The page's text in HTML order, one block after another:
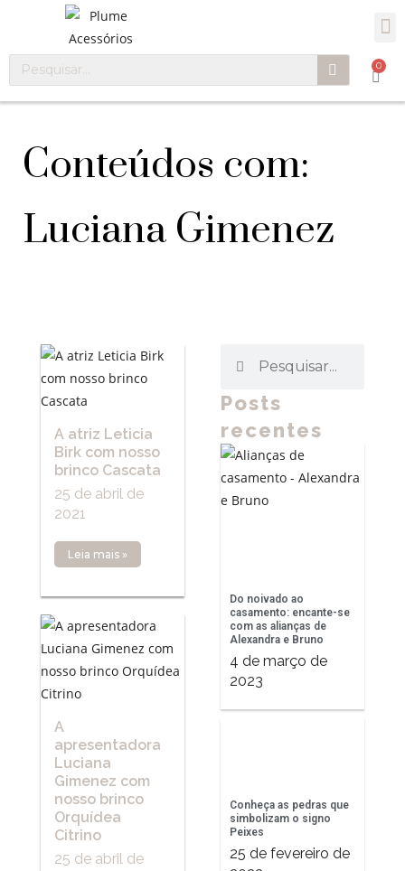
0
Conteúdos com:
Luciana Gimenez
A atriz Leticia
Birk com nosso
brinco Cascata
25 de abril de
2021
Leia mais »
A
apresentadora
Luciana
Gimenez com
nosso brinco
Orquídea
Citrino
25 de abril de
Posts
recentes
Do noivado ao
casamento: encante-se
com as alianças de
Alexandra e Bruno
4 de março de
2023
Conheça as pedras que
simbolizam o signo
Peixes
25 de fevereiro de